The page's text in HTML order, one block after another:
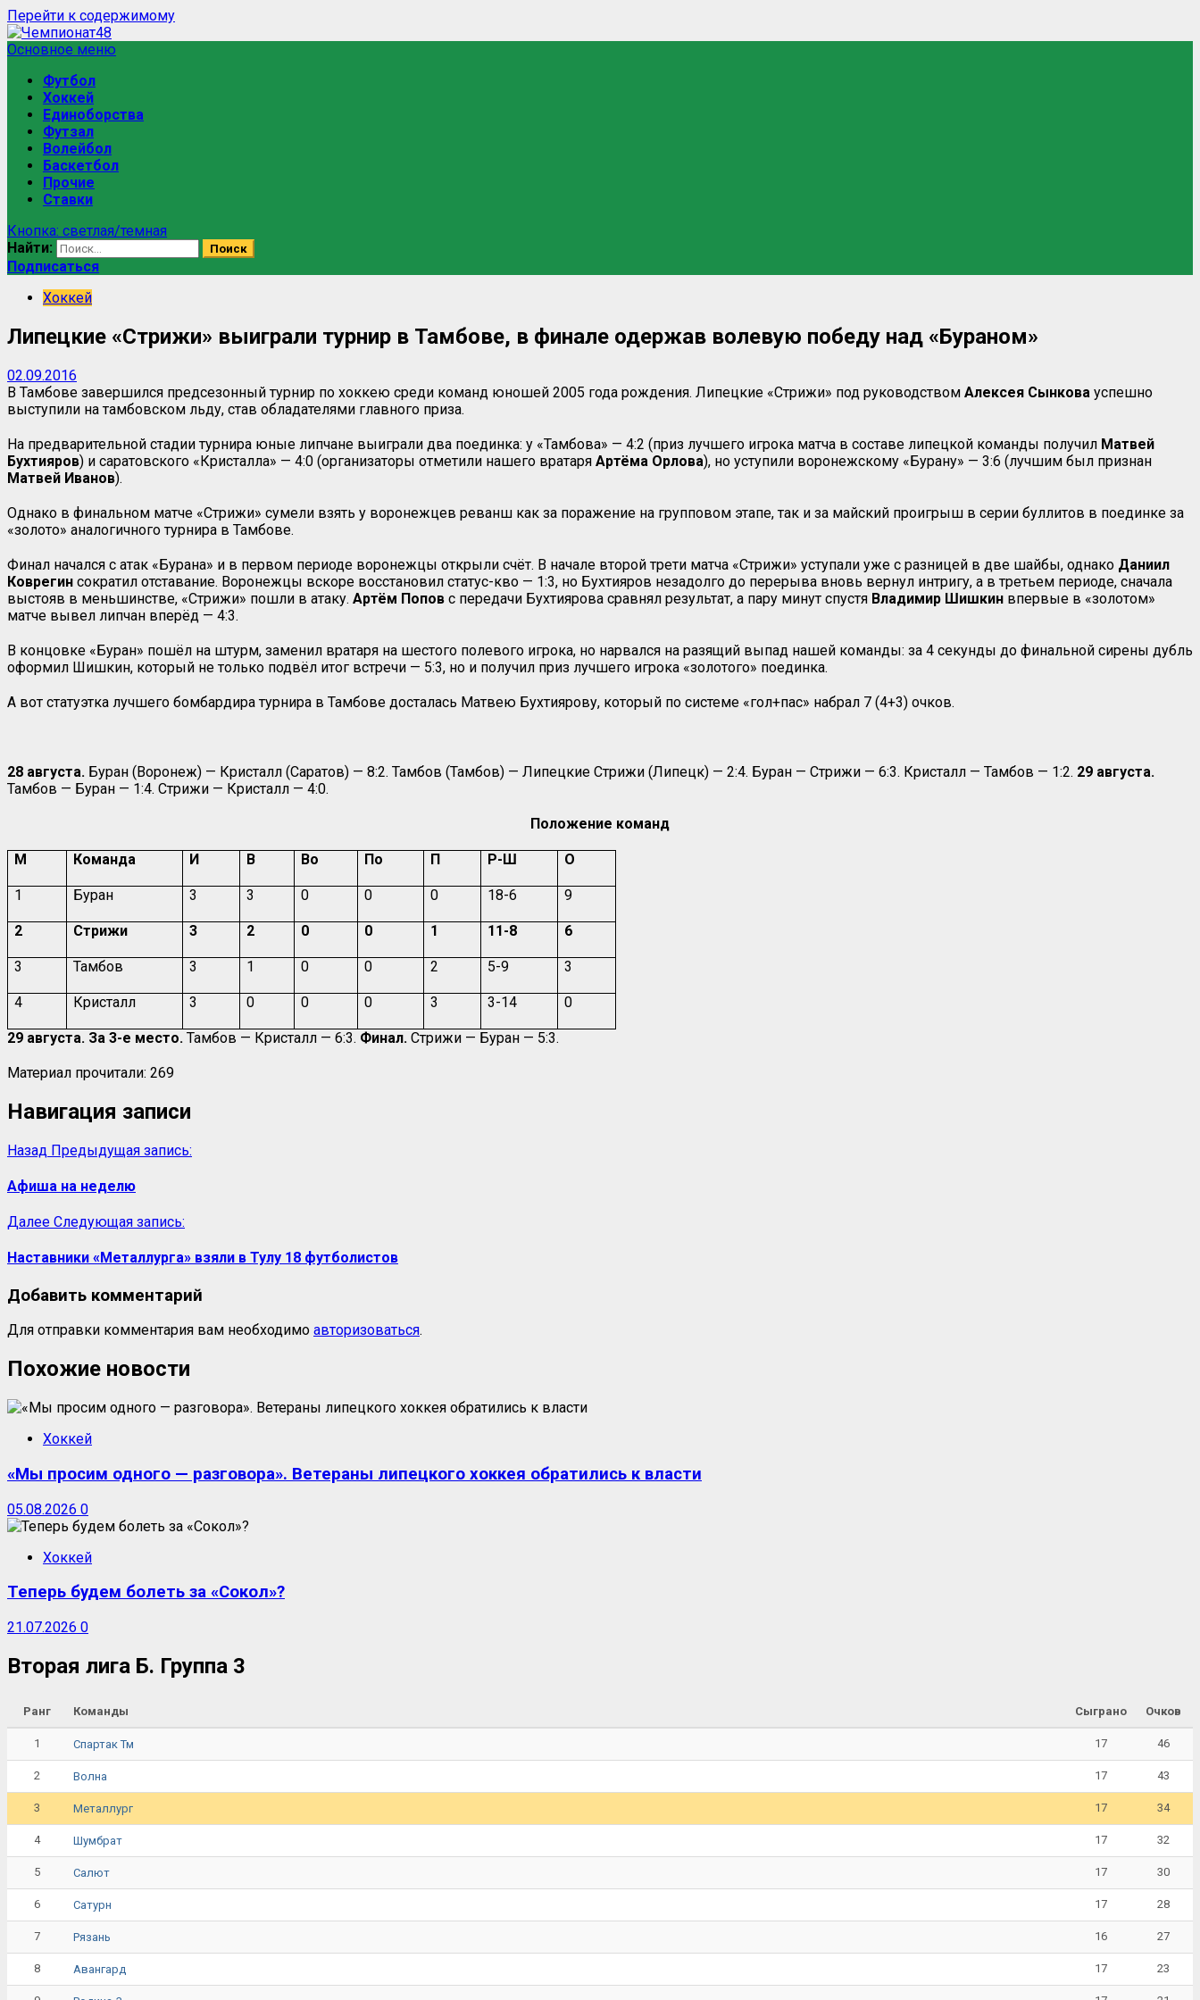
Перейти к содержимому
Основное меню
Футбол
Хоккей
Единоборства
Футзал
Волейбол
Баскетбол
Прочие
Ставки
Кнопка: светлая/темная
Найти:
Подписаться
Хоккей
Липецкие «Стрижи» выиграли турнир в Тамбове, в финале одержав волевую победу над «Бураном»
02.09.2016
В Тамбове завершился предсезонный турнир по хоккею среди команд юношей 2005 года рождения. Липецкие «Стрижи» под руководством Алексея Сынкова успешно
выступили на тамбовском льду, став обладателями главного приза.
На предварительной стадии турнира юные липчане выиграли два поединка: у «Тамбова» — 4:2 (приз лучшего игрока матча в составе липецкой команды получил Матвей
Бухтияров) и саратовского «Кристалла» — 4:0 (организаторы отметили нашего вратаря Артёма Орлова), но уступили воронежскому «Бурану» — 3:6 (лучшим был признан
Матвей Иванов).
Однако в финальном матче «Стрижи» сумели взять у воронежцев реванш как за поражение на групповом этапе, так и за майский проигрыш в серии буллитов в поединке за
«золото» аналогичного турнира в Тамбове.
Финал начался с атак «Бурана» и в первом периоде воронежцы открыли счёт. В начале второй трети матча «Стрижи» уступали уже с разницей в две шайбы, однако Даниил
Коврегин сократил отставание. Воронежцы вскоре восстановил статус-кво — 1:3, но Бухтияров незадолго до перерыва вновь вернул интригу, а в третьем периоде, сначала
выстояв в меньшинстве, «Стрижи» пошли в атаку. Артём Попов с передачи Бухтиярова сравнял результат, а пару минут спустя Владимир Шишкин впервые в «золотом»
матче вывел липчан вперёд — 4:3.
В концовке «Буран» пошёл на штурм, заменил вратаря на шестого полевого игрока, но нарвался на разящий выпад нашей команды: за 4 секунды до финальной сирены дубль
оформил Шишкин, который не только подвёл итог встречи — 5:3, но и получил приз лучшего игрока «золотого» поединка.
А вот статуэтка лучшего бомбардира турнира в Тамбове досталась Матвею Бухтиярову, который по системе «гол+пас» набрал 7 (4+3) очков.
28 августа. Буран (Воронеж) — Кристалл (Саратов) — 8:2. Тамбов (Тамбов) — Липецкие Стрижи (Липецк) — 2:4. Буран — Стрижи — 6:3. Кристалл — Тамбов — 1:2. 29 августа.
Тамбов — Буран — 1:4. Стрижи — Кристалл — 4:0.
Положение команд
М Команда И В Во По П Р-Ш О
1 Буран 3 3 0 0 0 18-6 9
2 Стрижи 3 2 0 0 1 11-8 6
3 Тамбов 3 1 0 0 2 5-9 3
4 Кристалл 3 0 0 0 3 3-14 0
29 августа. За 3-е место. Тамбов — Кристалл — 6:3. Финал. Стрижи — Буран — 5:3.
Материал прочитали: 269
Навигация записи
Назад Предыдущая запись:
Афиша на неделю
Далее Следующая запись:
Наставники «Металлурга» взяли в Тулу 18 футболистов
Добавить комментарий
Для отправки комментария вам необходимо авторизоваться.
Похожие новости
Хоккей
«Мы просим одного — разговора». Ветераны липецкого хоккея обратились к власти
05.08.2026 0
Хоккей
Теперь будем болеть за «Сокол»?
21.07.2026 0
Вторая лига Б. Группа 3
Ранг Команды Сыграно Очков
1 Спартак Тм 17 46
2 Волна 17 43
3 Металлург 17 34
4 Шумбрат 17 32
5 Салют 17 30
6 Сатурн 17 28
7 Рязань 16 27
8 Авангард 17 23